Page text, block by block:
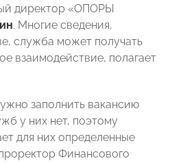
директор «ОПОРЫ
. Многие сведения,
служба может получать
взаимодействие, полагает
заполнить вакансию
у них нет, поэтому
для них определенные
Финансового